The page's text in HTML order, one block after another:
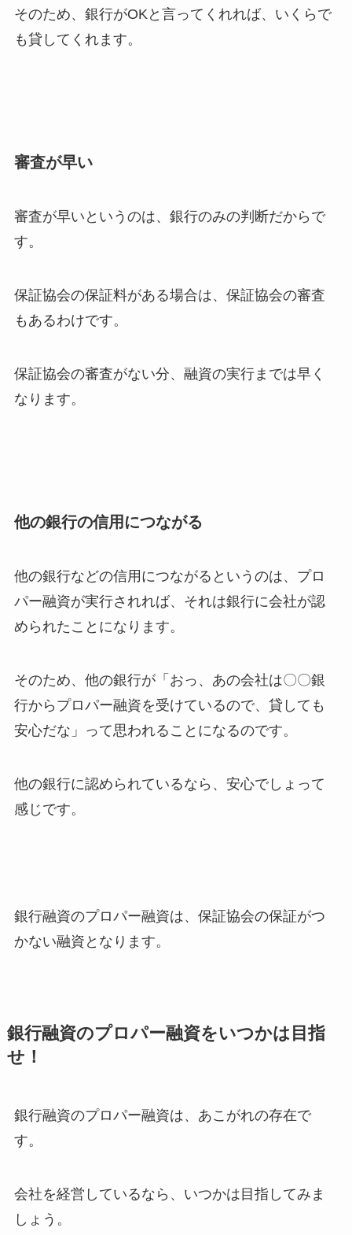
そのため、銀行がOKと言ってくれれば、いくらで
も貸してくれます。
審査が早い
審査が早いというのは、銀行のみの判断だからで
す。
保証協会の保証料がある場合は、保証協会の審査
もあるわけです。
保証協会の審査がない分、融資の実行までは早く
なります。
他の銀行の信用につながる
他の銀行などの信用につながるというのは、プロ
パー融資が実行されれば、それは銀行に会社が認
められたことになります。
そのため、他の銀行が「おっ、あの会社は〇〇銀
行からプロパー融資を受けているので、貸しても
安心だな」って思われることになるのです。
他の銀行に認められているなら、安心でしょって
感じです。
銀行融資のプロパー融資は、保証協会の保証がつ
かない融資となります。
銀行融資のプロパー融資をいつかは目指
せ！
銀行融資のプロパー融資は、あこがれの存在で
す。
会社を経営しているなら、いつかは目指してみま
しょう。